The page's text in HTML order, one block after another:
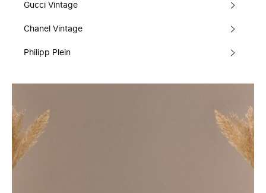
Gucci Vintage
Chanel Vintage
Philipp Plein